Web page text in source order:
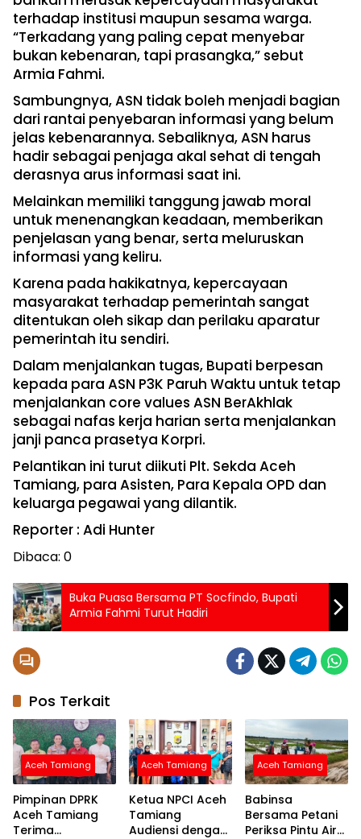
terhadap institusi maupun sesama warga.
“Terkadang yang paling cepat menyebar
bukan kebenaran, tapi prasangka,” sebut
Armia Fahmi.
Sambungnya, ASN tidak boleh menjadi bagian
dari rantai penyebaran informasi yang belum
jelas kebenarannya. Sebaliknya, ASN harus
hadir sebagai penjaga akal sehat di tengah
derasnya arus informasi saat ini.
Melainkan memiliki tanggung jawab moral
untuk menenangkan keadaan, memberikan
penjelasan yang benar, serta meluruskan
informasi yang keliru.
Karena pada hakikatnya, kepercayaan
masyarakat terhadap pemerintah sangat
ditentukan oleh sikap dan perilaku aparatur
pemerintah itu sendiri.
Dalam menjalankan tugas, Bupati berpesan
kepada para ASN P3K Paruh Waktu untuk tetap
menjalankan core values ASN BerAkhlak
sebagai nafas kerja harian serta menjalankan
janji panca prasetya Korpri.
Pelantikan ini turut diikuti Plt. Sekda Aceh
Tamiang, para Asisten, Para Kepala OPD dan
keluarga pegawai yang dilantik.
Reporter : Adi Hunter
Dibaca: 0
Buka Puasa Bersama PT Socfindo, Bupati
Armia Fahmi Turut Hadiri
Pos Terkait
Aceh Tamiang
Pimpinan DPRK
Aceh Tamiang
Terima
Aceh Tamiang
Ketua NPCI Aceh
Tamiang
Audiensi dengan
Aceh Tamiang
Babinsa
Bersama Petani
Periksa Pintu Air